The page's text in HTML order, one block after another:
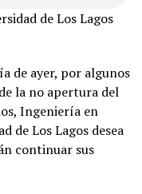
de Los Lagos
de ayer, por algunos
la no apertura del
Ingeniería en
de Los Lagos desea
continuar sus